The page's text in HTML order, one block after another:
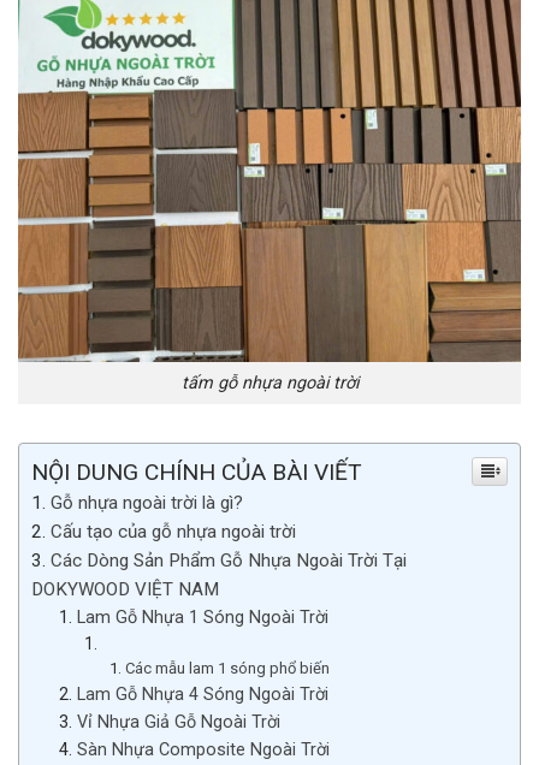
tấm gỗ nhựa ngoài trời
NỘI DUNG CHÍNH CỦA BÀI VIẾT
Gỗ nhựa ngoài trời là gì?
Cấu tạo của gỗ nhựa ngoài trời
Các Dòng Sản Phẩm Gỗ Nhựa Ngoài Trời Tại
DOKYWOOD VIỆT NAM
Lam Gỗ Nhựa 1 Sóng Ngoài Trời
Các mẫu lam 1 sóng phổ biến
Lam Gỗ Nhựa 4 Sóng Ngoài Trời
Vỉ Nhựa Giả Gỗ Ngoài Trời
Sàn Nhựa Composite Ngoài Trời